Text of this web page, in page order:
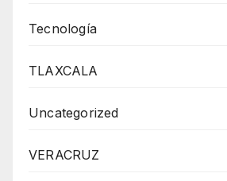
Tecnología
TLAXCALA
Uncategorized
VERACRUZ